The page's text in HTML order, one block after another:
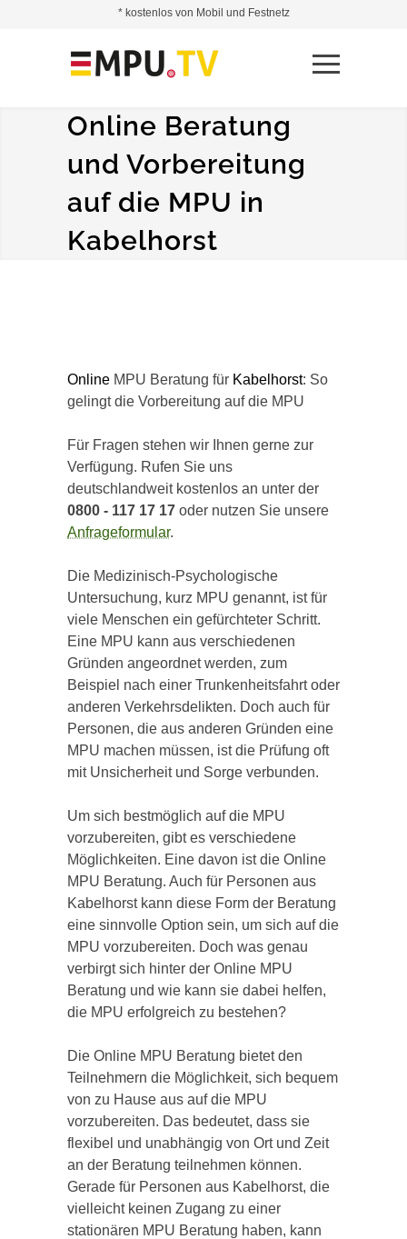
Online Beratung
und Vorbereitung
auf die MPU in
Kabelhorst
Online MPU Beratung für Kabelhorst: So
gelingt die Vorbereitung auf die MPU
Für Fragen stehen wir Ihnen gerne zur
Verfügung. Rufen Sie uns
deutschlandweit kostenlos an unter der
0800 - 117 17 17 oder nutzen Sie unsere
Anfrageformular.
Die Medizinisch-Psychologische
Untersuchung, kurz MPU genannt, ist für
viele Menschen ein gefürchteter Schritt.
Eine MPU kann aus verschiedenen
Gründen angeordnet werden, zum
Beispiel nach einer Trunkenheitsfahrt oder
anderen Verkehrsdelikten. Doch auch für
Personen, die aus anderen Gründen eine
MPU machen müssen, ist die Prüfung oft
mit Unsicherheit und Sorge verbunden.
Um sich bestmöglich auf die MPU
vorzubereiten, gibt es verschiedene
Möglichkeiten. Eine davon ist die Online
MPU Beratung. Auch für Personen aus
Kabelhorst kann diese Form der Beratung
eine sinnvolle Option sein, um sich auf die
MPU vorzubereiten. Doch was genau
verbirgt sich hinter der Online MPU
Beratung und wie kann sie dabei helfen,
die MPU erfolgreich zu bestehen?
Die Online MPU Beratung bietet den
Teilnehmern die Möglichkeit, sich bequem
von zu Hause aus auf die MPU
vorzubereiten. Das bedeutet, dass sie
flexibel und unabhängig von Ort und Zeit
an der Beratung teilnehmen können.
Gerade für Personen aus Kabelhorst, die
vielleicht keinen Zugang zu einer
stationären MPU Beratung haben, kann
* kostenlos von Mobil und Festnetz